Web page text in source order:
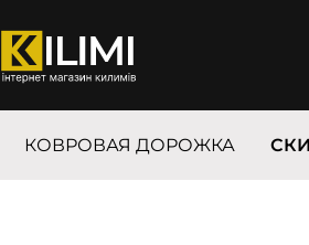
КОВРОВАЯ ДОРОЖКА